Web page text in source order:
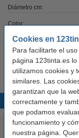
Cookies en
Para facilitarte el
página 123tinta.es lo
utilizamos cookies y
similares. Las
garantizan que la
correctamente y
que podamos
funcionamiento y
nuestra página.
Diámetro cm:
Color:
Cantidad: